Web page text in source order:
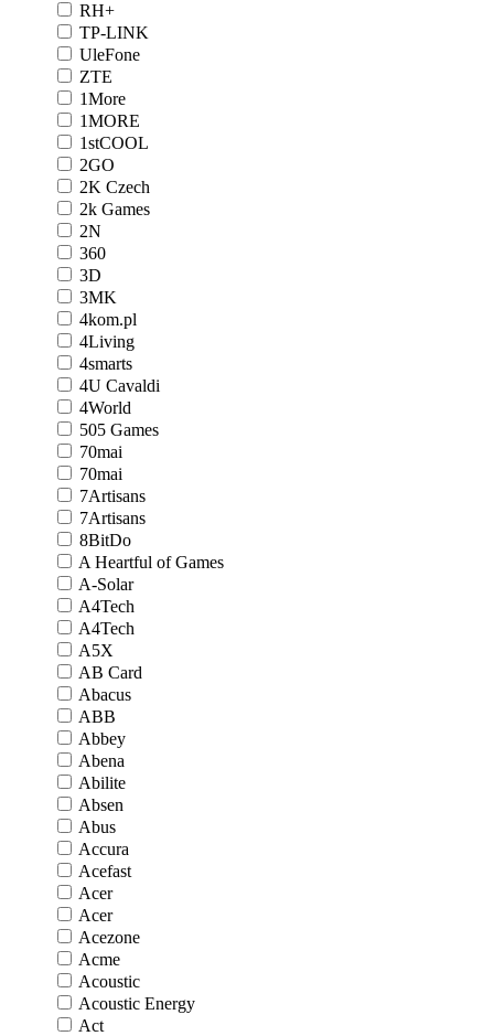
RH+
TP-LINK
UleFone
ZTE
1More
1MORE
1stCOOL
2GO
2K Czech
2k Games
2N
360
3D
3MK
4kom.pl
4Living
4smarts
4U Cavaldi
4World
505 Games
70mai
70mai
7Artisans
7Artisans
8BitDo
A Heartful of Games
A-Solar
A4Tech
A4Tech
A5X
AB Card
Abacus
ABB
Abbey
Abena
Abilite
Absen
Abus
Accura
Acefast
Acer
Acer
Acezone
Acme
Acoustic
Acoustic Energy
Act